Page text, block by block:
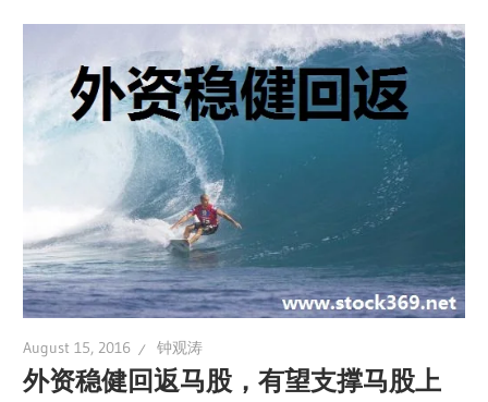
August 15, 2016 钟观涛
外资稳健回返马股，有望支撑马股上